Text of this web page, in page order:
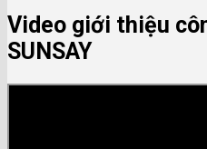
Video giới thiệu
SUNSAY